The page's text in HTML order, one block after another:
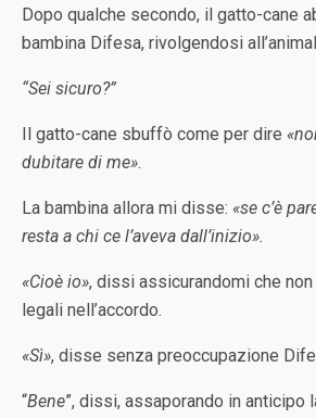
Dopo qualche secondo, il gatto-cane
bambina Difesa, rivolgendosi
“Sei sicuro?”
Il gatto-cane sbuffò come per dire
dubitare di me».
La bambina allora mi disse: «se c’è
resta a chi ce l’aveva dall’inizio».
«Cioè io», dissi assicurandomi che
legali nell’accordo.
«Sì», disse senza preoccupazione
“Bene”, dissi, assaporando in anticipo